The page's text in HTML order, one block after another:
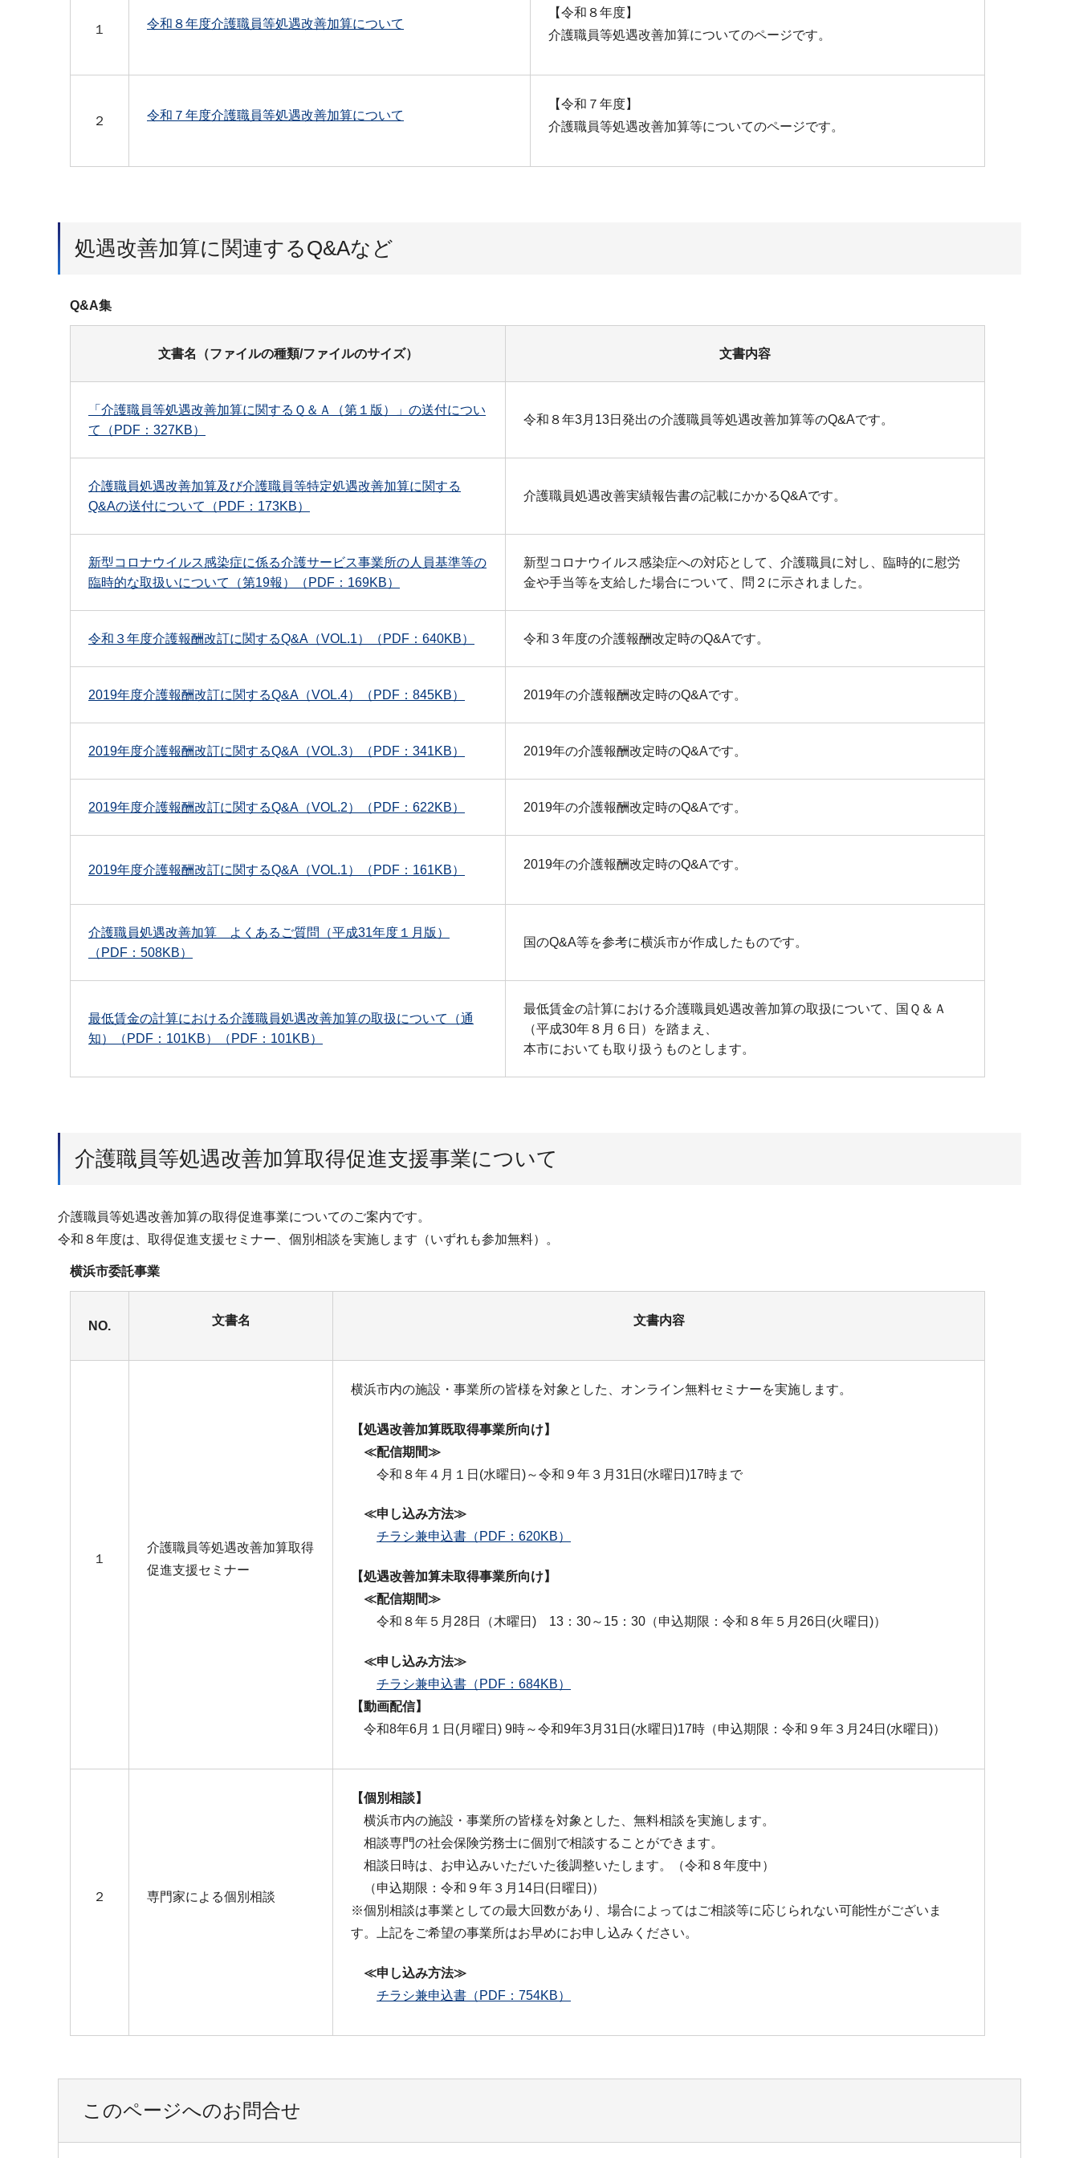
１ 令和８年度介護職員等処遇改善加算について
【令和８年度】
介護職員等処遇改善加算についてのページです。
２ 令和７年度介護職員等処遇改善加算について
【令和７年度】
介護職員等処遇改善加算等についてのページです。
処遇改善加算に関連するQ&Aなど
Q&A集
文書名（ファイルの種類/ファイルのサイズ） 文書内容
「介護職員等処遇改善加算に関するＱ＆Ａ（第１版）」の送付につい
て（PDF：327KB）
令和８年3月13日発出の介護職員等処遇改善加算等のQ&Aです。
介護職員処遇改善加算及び介護職員等特定処遇改善加算に関する
Q&Aの送付について（PDF：173KB）
介護職員処遇改善実績報告書の記載にかかるQ&Aです。
新型コロナウイルス感染症に係る介護サービス事業所の人員基準等の
臨時的な取扱いについて（第19報）（PDF：169KB）
新型コロナウイルス感染症への対応として、介護職員に対し、臨時的に慰労
金や手当等を支給した場合について、問２に示されました。
令和３年度介護報酬改訂に関するQ&A（VOL.1）（PDF：640KB） 令和３年度の介護報酬改定時のQ&Aです。
2019年度介護報酬改訂に関するQ&A（VOL.4）（PDF：845KB） 2019年の介護報酬改定時のQ&Aです。
2019年度介護報酬改訂に関するQ&A（VOL.3）（PDF：341KB） 2019年の介護報酬改定時のQ&Aです。
2019年度介護報酬改訂に関するQ&A（VOL.2）（PDF：622KB） 2019年の介護報酬改定時のQ&Aです。
2019年度介護報酬改訂に関するQ&A（VOL.1）（PDF：161KB） 2019年の介護報酬改定時のQ&Aです。
介護職員処遇改善加算 よくあるご質問（平成31年度１月版）
（PDF：508KB）
国のQ&A等を参考に横浜市が作成したものです。
最低賃金の計算における介護職員処遇改善加算の取扱について（通
知）（PDF：101KB）（PDF：101KB）
最低賃金の計算における介護職員処遇改善加算の取扱について、国Ｑ＆Ａ
（平成30年８月６日）を踏まえ、
本市においても取り扱うものとします。
介護職員等処遇改善加算取得促進支援事業について
介護職員等処遇改善加算の取得促進事業についてのご案内です。
令和８年度は、取得促進支援セミナー、個別相談を実施します（いずれも参加無料）。
横浜市委託事業
NO. 文書名 文書内容
１
介護職員等処遇改善加算取得
促進支援セミナー
横浜市内の施設・事業所の皆様を対象とした、オンライン無料セミナーを実施します。
【処遇改善加算既取得事業所向け】
≪配信期間≫
令和８年４月１日(水曜日)～令和９年３月31日(水曜日)17時まで
≪申し込み方法≫
チラシ兼申込書（PDF：620KB）
【処遇改善加算未取得事業所向け】
≪配信期間≫
令和８年５月28日（木曜日) 13：30～15：30（申込期限：令和８年５月26日(火曜日)）
≪申し込み方法≫
チラシ兼申込書（PDF：684KB）
【動画配信】
令和8年6月１日(月曜日) 9時～令和9年3月31日(水曜日)17時（申込期限：令和９年３月24日(水曜日)）
２ 専門家による個別相談
【個別相談】
横浜市内の施設・事業所の皆様を対象とした、無料相談を実施します。
相談専門の社会保険労務士に個別で相談することができます。
相談日時は、お申込みいただいた後調整いたします。（令和８年度中）
（申込期限：令和９年３月14日(日曜日)）
※個別相談は事業としての最大回数があり、場合によってはご相談等に応じられない可能性がございま
す。上記をご希望の事業所はお早めにお申し込みください。
≪申し込み方法≫
チラシ兼申込書（PDF：754KB）
このページへのお問合せ